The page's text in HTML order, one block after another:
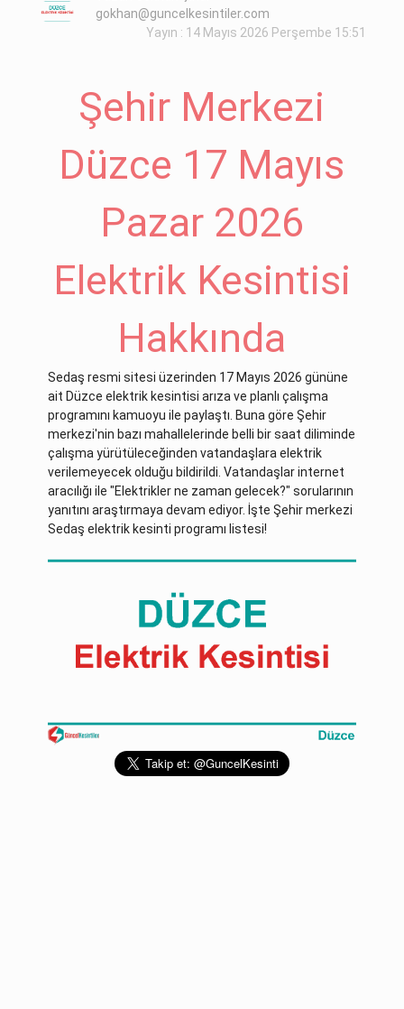
gokhan@guncelkesintiler.com
Yayın : 14 Mayıs 2026 Perşembe 15:51
Şehir Merkezi
Düzce 17 Mayıs
Pazar 2026
Elektrik Kesintisi
Hakkında
Sedaş resmi sitesi üzerinden 17 Mayıs 2026 gününe
ait Düzce elektrik kesintisi arıza ve planlı çalışma
programını kamuoyu ile paylaştı. Buna göre Şehir
merkezi'nin bazı mahallelerinde belli bir saat diliminde
çalışma yürütüleceğinden vatandaşlara elektrik
verilemeyecek olduğu bildirildi. Vatandaşlar internet
aracılığı ile "Elektrikler ne zaman gelecek?" sorularının
yanıtını araştırmaya devam ediyor. İşte Şehir merkezi
Sedaş elektrik kesinti programı listesi!